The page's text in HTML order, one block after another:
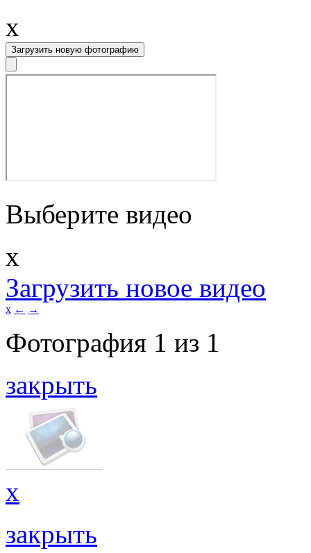
x
Загрузить новую фотографию
Выберите видео
x
Загрузить новое видео
x ← →
Фотография 1 из 1
закрыть
x
закрыть